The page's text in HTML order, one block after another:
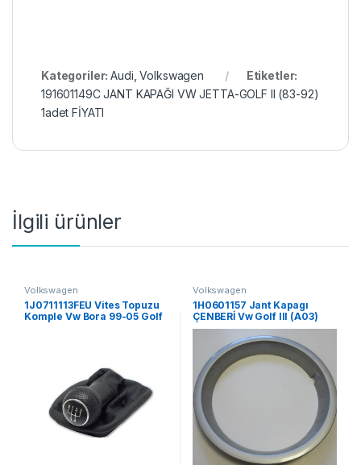
Kategoriler:Audi ,Volkswagen
Etiketler:
191601149C JANT KAPAĞI VW JETTA-GOLF II (83-92)
1adet FİYATI
İlgili ürünler
Volkswagen
1J0711113FEU Vites Topuzu
Komple Vw Bora 99-05 Golf
Volkswagen
1H0601157 Jant Kapagı
ÇENBERİ Vw Golf III (A03)
13,JAT